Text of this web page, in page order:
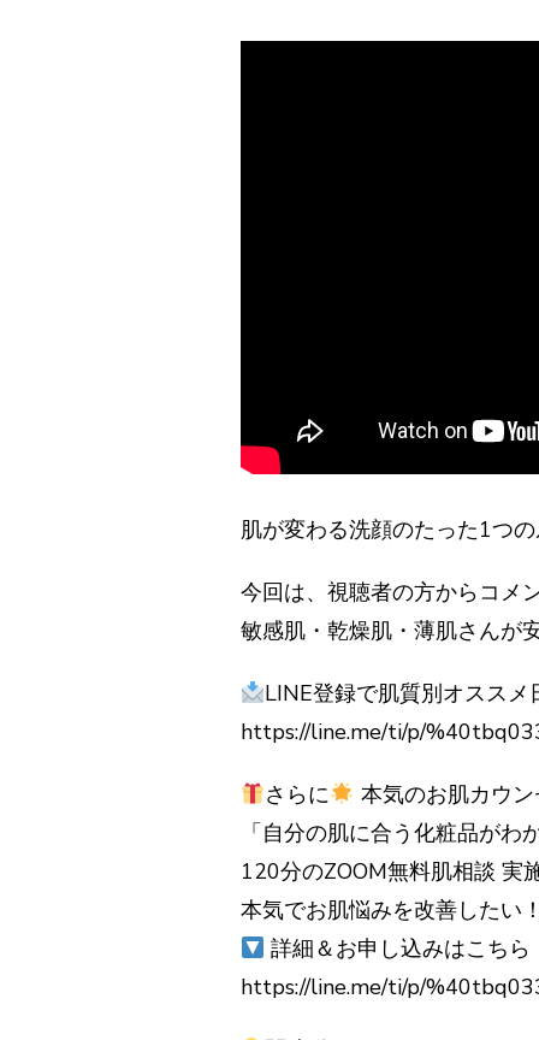
肌が変わる洗顔のたった1つ
今回は、視聴者の方からコメ
敏感肌・乾燥肌・薄肌さんが
LINE登録で肌質別オスス
https://line.me/ti/p/
さらに
本気のお肌カウ
「自分の肌に合う化粧品がわ
120分のZOOM無料肌相談 実
本気でお肌悩みを改善したい
詳細＆お申し込みはこちら
https://line.me/ti/p/